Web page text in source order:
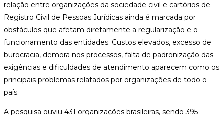
relação entre organizações da sociedade civil e cartórios de
Registro Civil de Pessoas Jurídicas ainda é marcada por
obstáculos que afetam diretamente a regularização e o
funcionamento das entidades. Custos elevados, excesso de
burocracia, demora nos processos, falta de padronização das
exigências e dificuldades de atendimento aparecem como os
principais problemas relatados por organizações de todo o
país.
A pesquisa ouviu 431 organizações brasileiras, sendo 395